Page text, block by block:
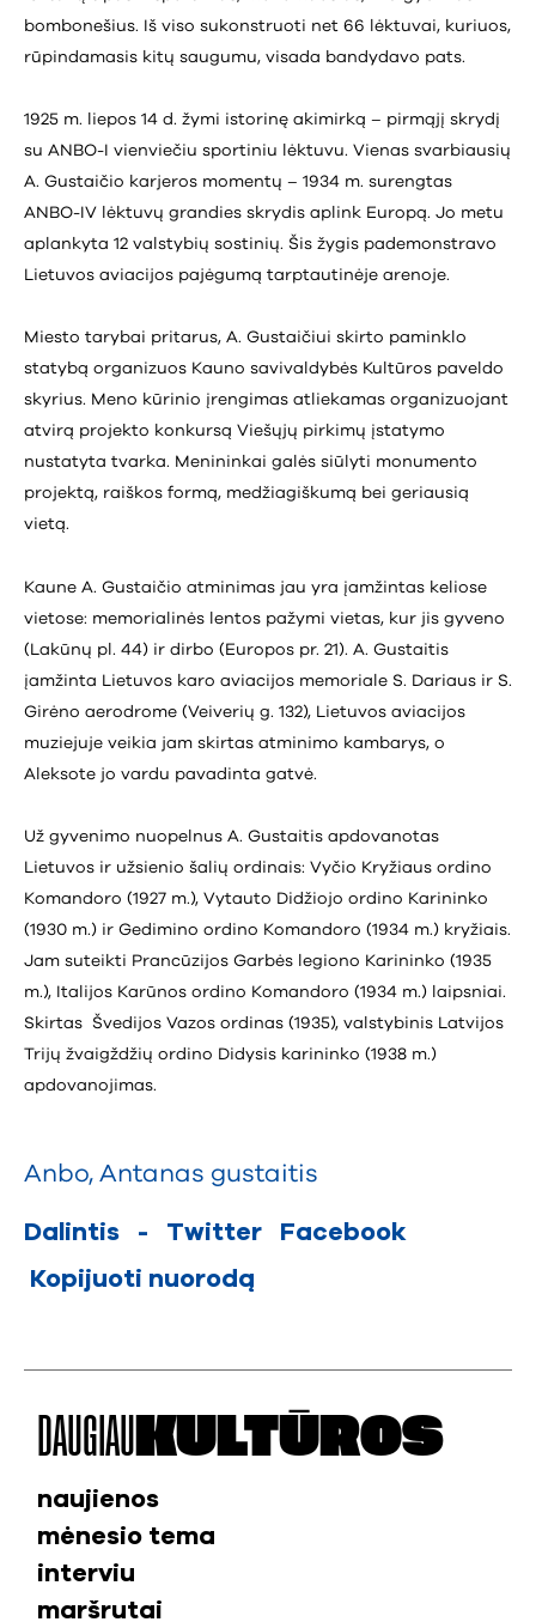
bombonešius. Iš viso sukonstruoti net 66 lėktuvai, kuriuos,
rūpindamasis kitų saugumu, visada bandydavo pats.
1925 m. liepos 14 d. žymi istorinę akimirką – pirmąjį skrydį
su ANBO-I vienviečiu sportiniu lėktuvu. Vienas svarbiausių
A. Gustaičio karjeros momentų – 1934 m. surengtas
ANBO-IV lėktuvų grandies skrydis aplink Europą. Jo metu
aplankyta 12 valstybių sostinių. Šis žygis pademonstravo
Lietuvos aviacijos pajėgumą tarptautinėje arenoje.
Miesto tarybai pritarus, A. Gustaičiui skirto paminklo
statybą organizuos Kauno savivaldybės Kultūros paveldo
skyrius. Meno kūrinio įrengimas atliekamas organizuojant
atvirą projekto konkursą Viešųjų pirkimų įstatymo
nustatyta tvarka. Menininkai galės siūlyti monumento
projektą, raiškos formą, medžiagiškumą bei geriausią
vietą.
Kaune A. Gustaičio atminimas jau yra įamžintas keliose
vietose: memorialinės lentos pažymi vietas, kur jis gyveno
(Lakūnų pl. 44) ir dirbo (Europos pr. 21). A. Gustaitis
įamžinta Lietuvos karo aviacijos memoriale S. Dariaus ir S.
Girėno aerodrome (Veiverių g. 132), Lietuvos aviacijos
muziejuje veikia jam skirtas atminimo kambarys, o
Aleksote jo vardu pavadinta gatvė.
Už gyvenimo nuopelnus A. Gustaitis apdovanotas
Lietuvos ir užsienio šalių ordinais: Vyčio Kryžiaus ordino
Komandoro (1927 m.), Vytauto Didžiojo ordino Karininko
(1930 m.) ir Gedimino ordino Komandoro (1934 m.) kryžiais.
Jam suteikti Prancūzijos Garbės legiono Karininko (1935
m.), Italijos Karūnos ordino Komandoro (1934 m.) laipsniai.
Skirtas Švedijos Vazos ordinas (1935), valstybinis Latvijos
Trijų žvaigždžių ordino Didysis karininko (1938 m.)
apdovanojimas.
Anbo, Antanas gustaitis
Dalintis - Twitter
Facebook
Kopijuoti nuorodą
DAUGIAU KULTŪROS
naujienos
mėnesio tema
interviu
maršrutai